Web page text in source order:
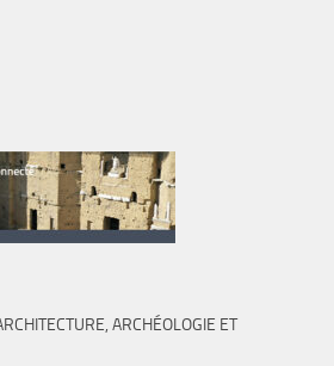
ARCHÉOLOGIE ET